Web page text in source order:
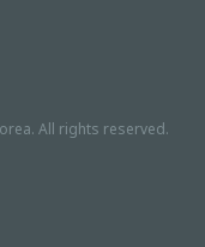
All rights reserved.